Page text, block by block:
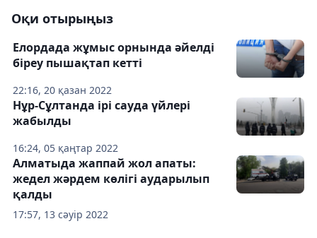
Оқи отырыңыз
22:16, 20 қазан 2022
Елордада жұмыс орнында әйелді
біреу пышақтап кетті
16:24, 05 қаңтар 2022
Нұр-Сұлтанда ірі сауда үйлері
жабылды
17:57, 13 сәуір 2022
Алматыда жаппай жол апаты:
жедел жәрдем көлігі аударылып
қалды